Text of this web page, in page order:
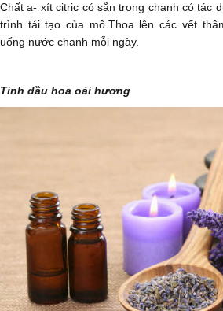
Chất a- xít citric có sẵn trong chanh có tác
trình tái tạo của mô.Thoa lên các vết
uống nước chanh mỗi ngày.
Tinh dầu hoa oải hương